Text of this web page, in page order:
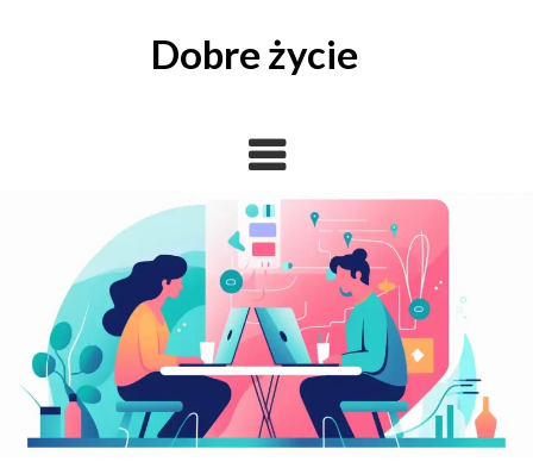
Dobre życie